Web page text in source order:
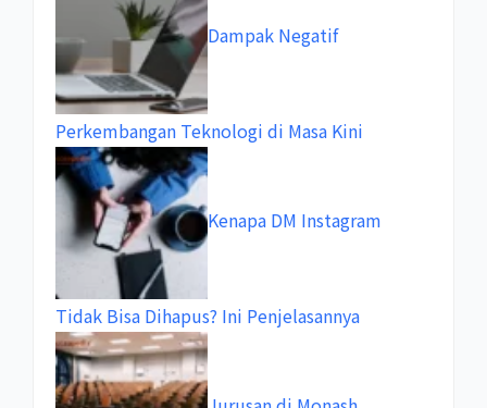
Dampak Negatif
Perkembangan Teknologi di Masa Kini
Kenapa DM Instagram
Tidak Bisa Dihapus? Ini Penjelasannya